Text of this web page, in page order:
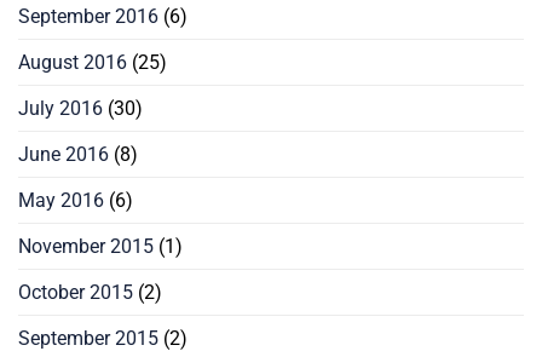
September 2016 (6)
August 2016 (25)
July 2016 (30)
June 2016 (8)
May 2016 (6)
November 2015 (1)
October 2015 (2)
September 2015 (2)